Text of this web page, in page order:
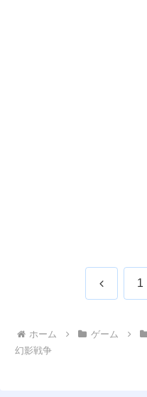
前 1
ホーム ゲーム
幻影戦争